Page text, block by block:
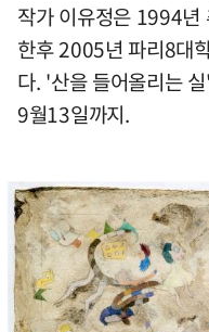
작가 이유정은 1994년
한후 2005년 파리8대
다. '산을 들어올리는
9월13일까지.